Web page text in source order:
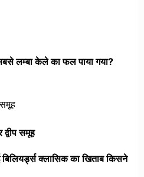
लम्बा केले का फल पाया गया?
समूह
क्लासिक का खिताब किसने